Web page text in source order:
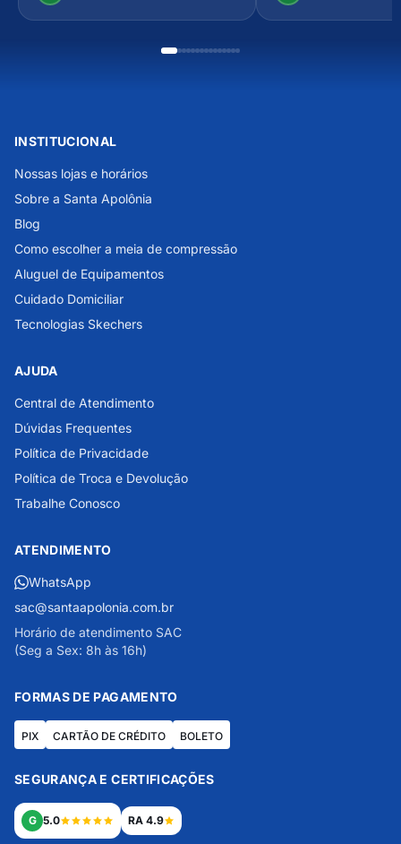
INSTITUCIONAL
Nossas lojas e horários
Sobre a Santa Apolônia
Blog
Como escolher a meia de compressão
Aluguel de Equipamentos
Cuidado Domiciliar
Tecnologias Skechers
AJUDA
Central de Atendimento
Dúvidas Frequentes
Política de Privacidade
Política de Troca e Devolução
Trabalhe Conosco
ATENDIMENTO
WhatsApp
sac@santaapolonia.com.br
Horário de atendimento SAC
(Seg a Sex: 8h às 16h)
FORMAS DE PAGAMENTO
PIX CARTÃO DE CRÉDITO BOLETO
SEGURANÇA E CERTIFICAÇÕES
G 5.0 RA 4.9